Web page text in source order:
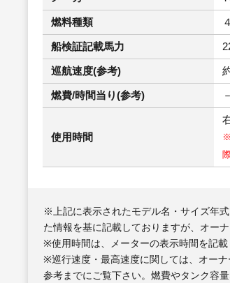
燃料種類
船検証記載馬力
巡航速度(参考)
燃費/時間当り(参考) －
使用時間
※上記に表示されたモデル名・サイズ年
た情報を基に記載しておりますが、オー
※使用時間は、メーターの表示時間を記
※巡行速度・最高速度に関しては、オー
参考までにご覧下さい。燃費やタンク容